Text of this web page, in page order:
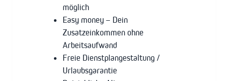
möglich
Easy money – Dein
Zusatzeinkommen ohne
Arbeitsaufwand
Freie Dienstplangestaltung /
Urlaubsgarantie